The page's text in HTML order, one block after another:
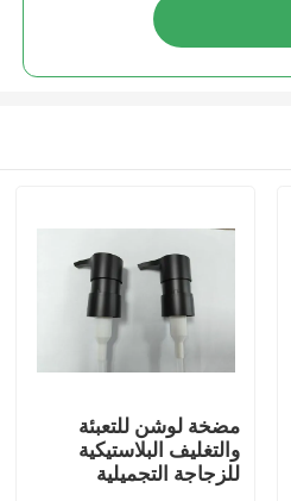
مضخة لوشن للتعبئة
والتغليف البلاستيكية
للزجاجة التجميلية